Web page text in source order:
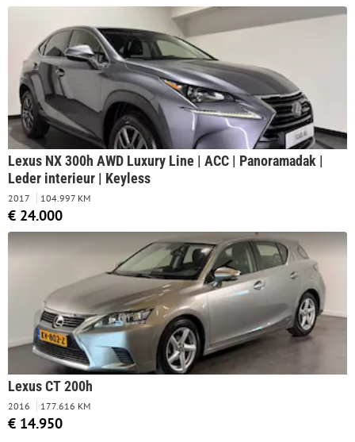
Lexus NX 300h AWD Luxury Line | ACC | Panoramadak |
Leder interieur | Keyless
2017 104.997 KM
€ 24.000
Lexus CT 200h
2016 177.616 KM
€ 14.950